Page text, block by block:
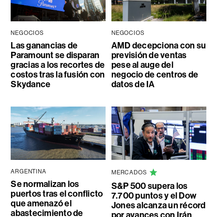
NEGOCIOS
Las ganancias de
Paramount se disparan
gracias a los recortes de
costos tras la fusión con
Skydance
NEGOCIOS
AMD decepciona con su
previsión de ventas
pese al auge del
negocio de centros de
datos de IA
ARGENTINA
Se normalizan los
puertos tras el conflicto
que amenazó el
abastecimiento de
MERCADOS
S&P 500 supera los
7.700 puntos y el Dow
Jones alcanza un récord